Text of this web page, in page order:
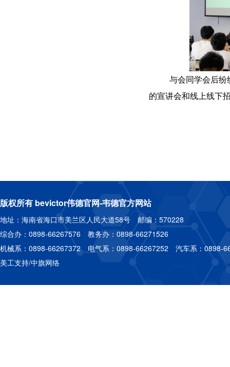
与会同学会后纷
的宣讲会和线上线下
版权所有 bevictor伟德官网-韦德官方网站
地址：海南省海口市美兰区人民大道58号 邮编：570228
综合办：0898-66267576 教务办：0898-66271526
机械系：0898-66267372 电气系：0898-66267252 汽车系：0898-
美工支持/中旗网络